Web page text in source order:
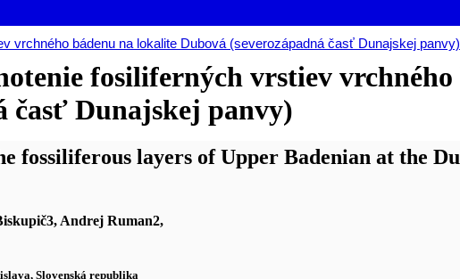
vrchného bádenu na lokalite Dubová (severozápadná časť Dunajskej panvy)